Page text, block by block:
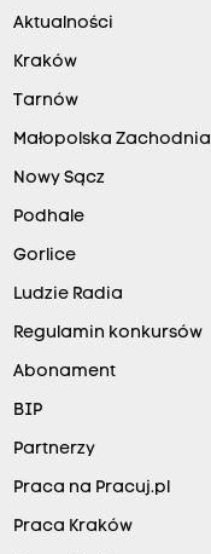
Aktualności
Kraków
Tarnów
Małopolska Zachodnia
Nowy Sącz
Podhale
Gorlice
Ludzie Radia
Regulamin konkursów
Abonament
BIP
Partnerzy
Praca na Pracuj.pl
Praca Kraków